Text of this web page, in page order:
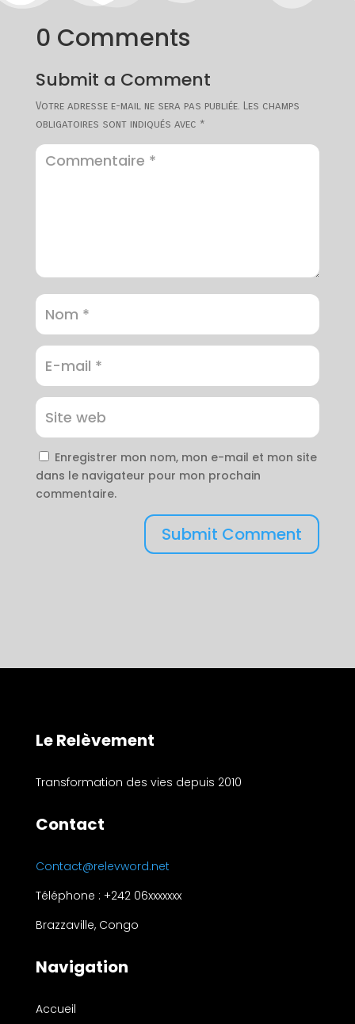
0 Comments
Submit a Comment
Votre adresse e-mail ne sera pas publiée. Les champs
obligatoires sont indiqués avec *
Enregistrer mon nom, mon e-mail et mon site
dans le navigateur pour mon prochain
commentaire.
Submit Comment
Le Relèvement
Transformation des vies depuis 2010
Contact
Contact@relevword.net
Téléphone : +242 06xxxxxxx
Brazzaville, Congo
Navigation
Accueil